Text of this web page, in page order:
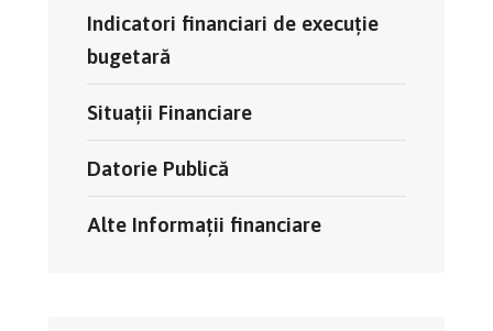
Indicatori financiari de execuție
bugetară
Situații Financiare
Datorie Publică
Alte Informații financiare